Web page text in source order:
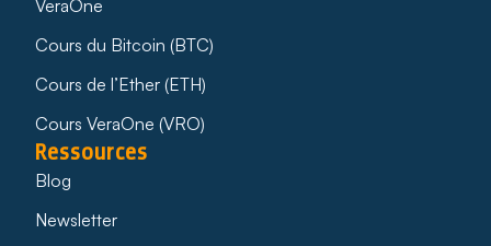
VeraOne
Cours du Bitcoin (BTC)
Cours de l’Ether (ETH)
Cours VeraOne (VRO)
Ressources
Blog
Newsletter